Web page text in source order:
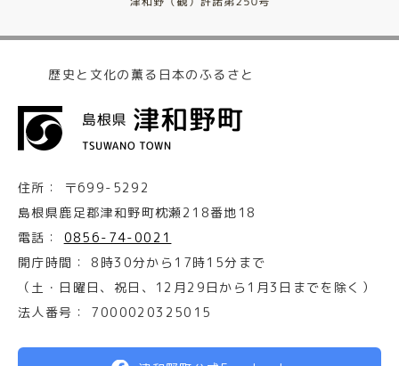
歴史と文化の薫る日本のふるさと
住所：
〒699-5292
島根県鹿足郡津和野町枕瀬218番地18
電話：
0856-74-0021
開庁時間：
8時30分から17時15分まで
（土・日曜日、祝日、12月29日から1月3日までを除く）
法人番号：
7000020325015